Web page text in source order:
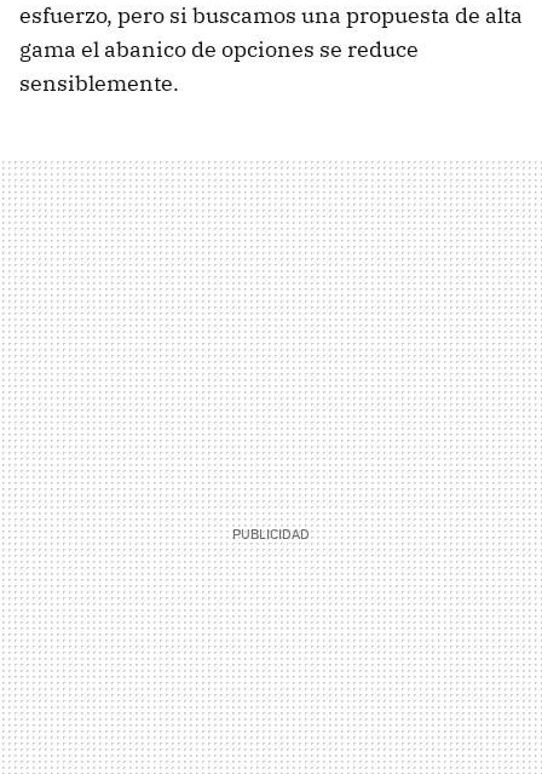
esfuerzo, pero si buscamos una propuesta de alta
gama el abanico de opciones se reduce
sensiblemente.